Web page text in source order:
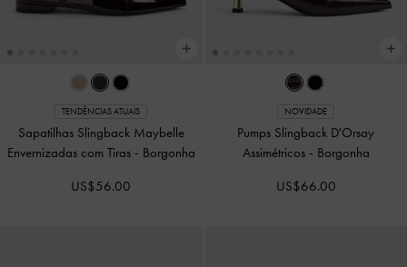
TENDÊNCIAS ATUAIS
Sapatilhas Slingback Maybelle
Envernizadas com Tiras - Borgonha
US$56.00
NOVIDADE
Pumps Slingback D'Orsay
Assimétricos - Borgonha
US$66.00